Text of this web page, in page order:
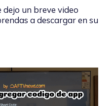
dejo un breve video
a descargar en su